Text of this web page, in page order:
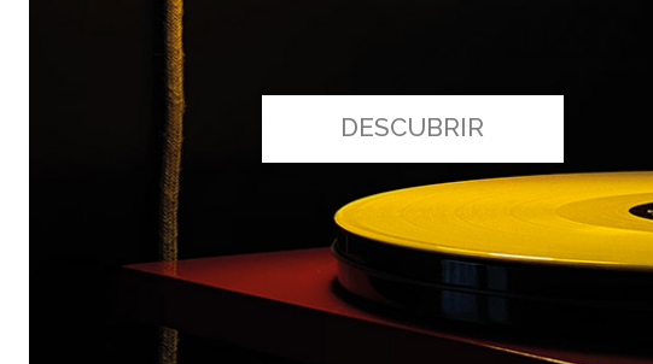
DESCUBRIR